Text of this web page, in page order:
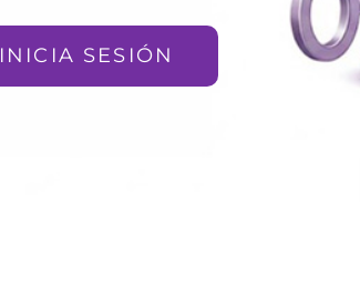
INICIA SESIÓN